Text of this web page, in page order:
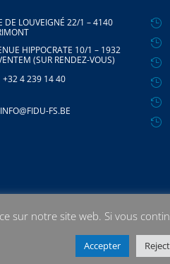
DE LOUVEIGNÉ 22/1 – 4140
HIPPOCRATE 10/1 – 1932
(SUR RENDEZ-VOUS)
+32 4 239 14 40
INFO@FIDU-FS.BE






© 2020 FIDU-FS. TOUS
sur notre site web. Si vous
Accepter